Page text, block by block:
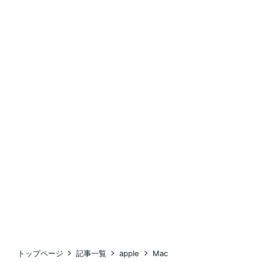
トップページ 記事一覧 apple Mac